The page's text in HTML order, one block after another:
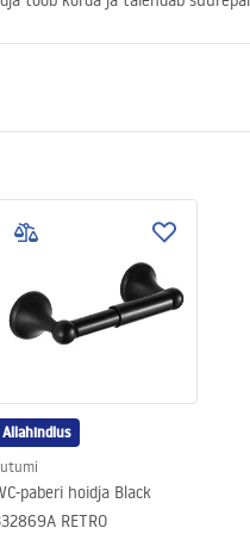
Kruvitav
55
Allahindlus
paberi hoidja Black
RETRO